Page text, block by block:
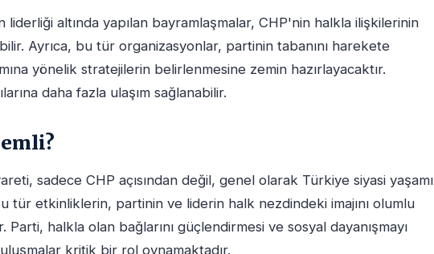
liderliği altında yapılan bayramlaşmalar, CHP'nin halkla ilişkilerinin
Ayrıca, bu tür organizasyonlar, partinin tabanını harekete
yönelik stratejilerin belirlenmesine zemin hazırlayacaktır.
daha fazla ulaşım sağlanabilir.
sadece CHP açısından değil, genel olarak Türkiye siyasi yaşamı
tür etkinliklerin, partinin ve liderin halk nezdindeki imajını olumlu
halkla olan bağlarını güçlendirmesi ve sosyal dayanışmayı
kritik bir rol oynamaktadır.